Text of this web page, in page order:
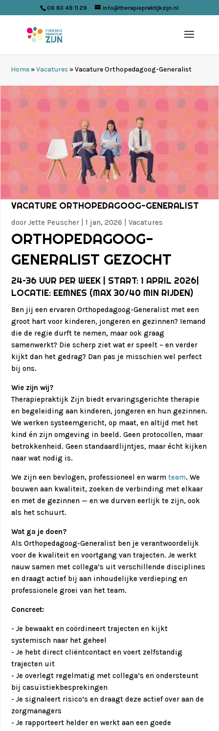
06 83 49 11 29 info@therapiepraktijkzijn.nl
Home »Vacatures »Vacature Orthopedagoog-Generalist
VACATURE ORTHOPEDAGOOG-GENERALIST
doorJette Peuscher |1 jan, 2026 |Vacatures
ORTHOPEDAGOOG-
GENERALIST GEZOCHT
24–36 UUR PER WEEK | START: 1 APRIL 2026|
LOCATIE: EEMNES (MAX 30/40 MIN RIJDEN)
Ben jij een ervaren Orthopedagoog-Generalist met een
groot hart voor kinderen, jongeren en gezinnen? Iemand
die de regie durft te nemen, maar ook graag
samenwerkt? Die scherp ziet wat er speelt – en verder
kijkt dan het gedrag? Dan pas je misschien wel perfect
bij ons.
Wie zijn wij?
Therapiepraktijk Zijn biedt ervaringsgerichte therapie
en begeleiding aan kinderen, jongeren en hun gezinnen.
We werken systeemgericht, op maat, en altijd met het
kind én zijn omgeving in beeld. Geen protocollen, maar
betrokkenheid. Geen standaardlijntjes, maar écht kijken
naar wat nodig is.
We zijn een bevlogen, professioneel en warmteam. We
bouwen aan kwaliteit, zoeken de verbinding met elkaar
en met de gezinnen — en we durven eerlijk te zijn, ook
als het schuurt.
Wat ga je doen?
Als Orthopedagoog-Generalist ben je verantwoordelijk
voor de kwaliteit en voortgang van trajecten. Je werkt
nauw samen met collega’s uit verschillende disciplines
en draagt actief bij aan inhoudelijke verdieping en
professionele groei van het team.
Concreet:
- Je bewaakt en coördineert trajecten en kijkt
systemisch naar het geheel
- Je hebt direct cliëntcontact en voert zelfstandig
trajecten uit
- Je overlegt regelmatig met collega’s en ondersteunt
bij casuïstiekbesprekingen
- Je signaleert risico’s en draagt deze actief over aan de
zorgmanagers
- Je rapporteert helder en werkt aan een goede